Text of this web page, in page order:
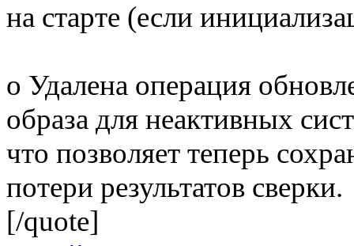
на старте (если
o Удалена операция
образа для неактивных
что позволяет теперь
потери результатов сверки.
[/quote]